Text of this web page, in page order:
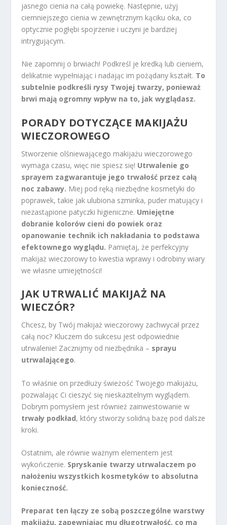
jasnego cienia na całą powiekę. Następnie, użyj
ciemniejszego cienia w zewnętrznym kąciku oka, co
optycznie pogłębi spojrzenie i uczyni je bardziej
intrygującym.
Nie zapomnij o brwiach! Podkreśl je kredką lub cieniem,
delikatnie wypełniając i nadając im pożądany kształt. To
subtelnie podkreśli rysy Twojej twarzy, ponieważ
brwi mają ogromny wpływ na to, jak wyglądasz.
PORADY DOTYCZĄCE MAKIJAŻU
WIECZOROWEGO
Stworzenie olśniewającego makijażu wieczorowego
wymaga czasu, więc nie spiesz się! Utrwalenie go
sprayem zagwarantuje jego trwałość przez całą
noc zabawy. Miej pod ręką niezbędne kosmetyki do
poprawek, takie jak ulubiona szminka, puder matujący i
niezastąpione patyczki higieniczne. Umiejętne
dobranie kolorów cieni do powiek oraz
opanowanie technik ich nakładania to podstawa
efektownego wyglądu. Pamiętaj, że perfekcyjny
makijaż wieczorowy to kwestia wprawy i odrobiny wiary
we własne umiejętności!
JAK UTRWALIĆ MAKIJAŻ NA
WIECZÓR?
Chcesz, by Twój makijaż wieczorowy zachwycał przez
całą noc? Kluczem do sukcesu jest odpowiednie
utrwalenie! Zacznijmy od niezbędnika – sprayu
utrwalającego.
To właśnie on przedłuży świeżość Twojego makijażu,
pozwalając Ci cieszyć się nieskazitelnym wyglądem.
Dobrym pomysłem jest również zainwestowanie w
trwały podkład, który stworzy solidną bazę pod dalsze
kroki.
Ostatnim, ale równie ważnym elementem jest
wykończenie. Spryskanie twarzy utrwalaczem po
nałożeniu wszystkich kosmetyków to absolutna
konieczność.
Preparat ten łączy ze sobą poszczególne warstwy
makijażu, zapewniając mu długotrwałość, co ma